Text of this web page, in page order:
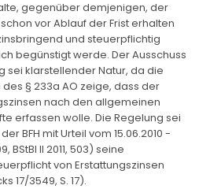
gegenüber demjenigen, der
vor Ablauf der Frist erhalten
und steuerpflichtig
begünstigt werde. Der Ausschuss
sei klarstellender Natur, da die
§ 233a AO zeige, dass der
nach den allgemeinen
erfassen wolle. Die Regelung sei
BFH mit Urteil vom 15.06.2010 -
BStBl II 2011, 503) seine
von Erstattungszinsen
17/3549, S. 17).